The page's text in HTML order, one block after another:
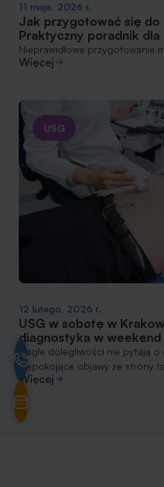
11 maja, 2026 r.
Jak przygotować się do
Praktyczny poradnik dla
Nieprawidłowe przygotowanie
Więcej
USG
12 lutego, 2026 r.
USG w sobotę w
diagnostyka w weekend
Nagłe dolegliwości nie pytają
niepokojące objawy ze strony
Więcej